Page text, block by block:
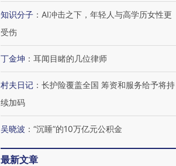
知识分子 ： AI冲击之下，年轻人与高学历女性更
受伤
丁金坤 ： 耳闻目睹的几位律师
村夫日记 ： 长护险覆盖全国 筹资和服务给予将持
续加码
吴晓波 ： “沉睡”的10万亿元公积金
最新文章